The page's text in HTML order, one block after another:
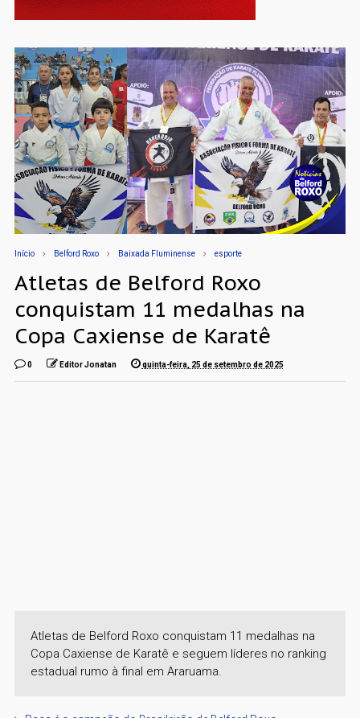
Início Belford Roxo Baixada Fluminense esporte
Atletas de Belford Roxo
conquistam 11 medalhas na
Copa Caxiense de Karatê
0 Editor Jonatan quinta-feira, 25 de setembro de 2025
Atletas de Belford Roxo conquistam 11 medalhas na
Copa Caxiense de Karatê e seguem líderes no ranking
estadual rumo à final em Araruama.